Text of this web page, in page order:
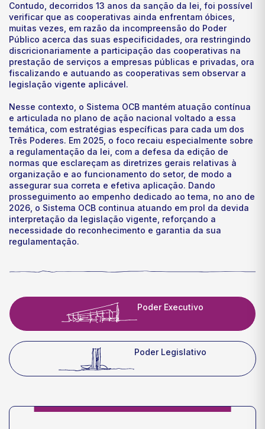
Contudo, decorridos 13 anos da sanção da lei, foi possível
verificar que as cooperativas ainda enfrentam óbices,
muitas vezes, em razão da incompreensão do Poder
Público acerca das suas especificidades, ora restringindo
discricionariamente a participação das cooperativas na
prestação de serviços a empresas públicas e privadas, ora
fiscalizando e autuando as cooperativas sem observar a
legislação vigente aplicável.
Nesse contexto, o Sistema OCB mantém atuação contínua
e articulada no plano de ação nacional voltado a essa
temática, com estratégias específicas para cada um dos
Três Poderes. Em 2025, o foco recaiu especialmente sobre
a regulamentação da lei, com a defesa da edição de
normas que esclareçam as diretrizes gerais relativas à
organização e ao funcionamento do setor, de modo a
assegurar sua correta e efetiva aplicação. Dando
prosseguimento ao empenho dedicado ao tema, no ano de
2026, o Sistema OCB continua atuando em prol da devida
interpretação da legislação vigente, reforçando a
necessidade do reconhecimento e garantia da sua
regulamentação.
Poder Executivo
Poder Legislativo